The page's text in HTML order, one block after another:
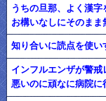
うちの旦那、よく漢
お構いなしにそのまま
知り合いに読点を使い
インフルエンザが警
悪いのに頑なに病院に